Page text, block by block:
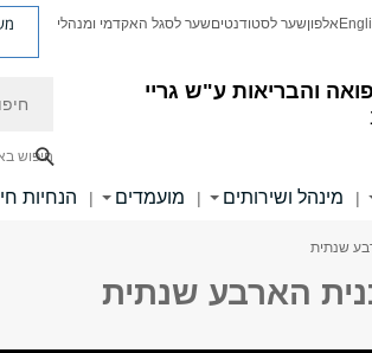
והבריאות ע"ש גריי
אלפוןשער לסטודנטיםשער לסגל האקדמי ומנהלי
חיפוש
| מינהל ושירותים | מועמדים | הנחיות
שנתית
הארבע שנתית